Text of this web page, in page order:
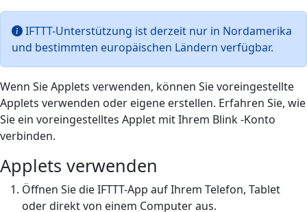
IFTTT-Unterstützung ist derzeit nur in Nordamerika
und bestimmten europäischen Ländern verfügbar.
Wenn Sie Applets verwenden, können Sie voreingestellte
Applets verwenden oder eigene erstellen. Erfahren Sie, wie
Sie ein voreingestelltes Applet mit Ihrem Blink -Konto
verbinden.
Applets verwenden
Öffnen Sie die IFTTT-App auf Ihrem Telefon, Tablet
oder direkt von einem Computer aus.